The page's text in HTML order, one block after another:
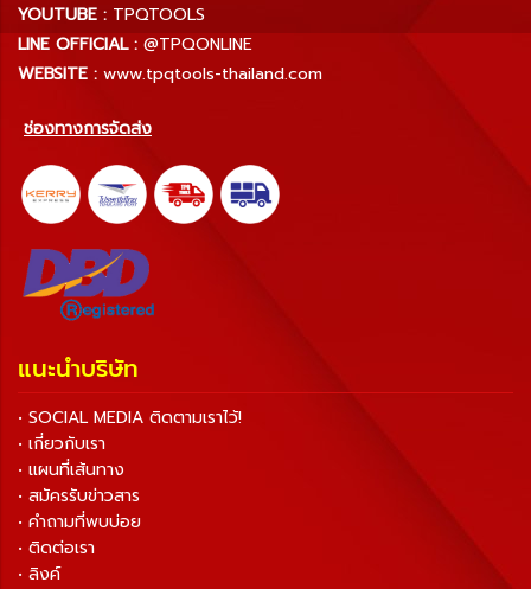
YOUTUBE : TPQTOOLS
LINE OFFICIAL : @TPQONLINE
WEBSITE : www.tpqtools-thailand.com
ช่องทางการจัดส่ง
แนะนำบริษัท
• SOCIAL MEDIA ติดตามเราไว้!
• เกี่ยวกับเรา
• แผนที่เส้นทาง
• สมัครรับข่าวสาร
• คำถามที่พบบ่อย
• ติดต่อเรา
• ลิงค์